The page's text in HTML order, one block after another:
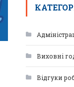
Виховні
Відгуки